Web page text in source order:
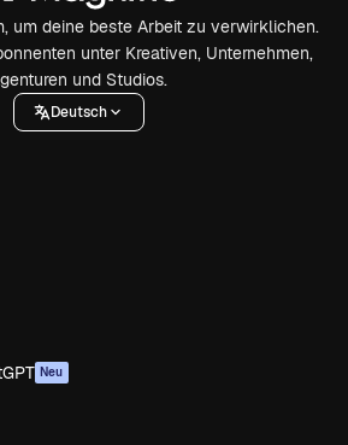
um deine beste Arbeit zu verwirklichen.
unter Kreativen, Unternehmen,
und Studios.
Deutsch
Neu